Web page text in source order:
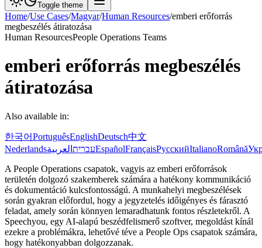
Toggle theme
Home/Use Cases/Magyar/Human Resources/emberi erőforrás
megbeszélés átiratozása
Human ResourcesPeople Operations Teams
emberi erőforrás megbeszélés
átiratozása
Also available in:
한국어PortuguêsEnglishDeutsch中文
Nederlands
עברית العربية EspañolFrançaisРусскийItalianoRomână
A People Operations csapatok, vagyis az emberi erőforrások
területén dolgozó szakemberek számára a hatékony kommunikáció
és dokumentáció kulcsfontosságú. A munkahelyi megbeszélések
során gyakran előfordul, hogy a jegyzetelés időigényes és fárasztó
feladat, amely során könnyen lemaradhatunk fontos részletekről. A
Speechyou, egy AI-alapú beszédfelismerő szoftver, megoldást kínál
ezekre a problémákra, lehetővé téve a People Ops csapatok számára,
hogy hatékonyabban dolgozzanak.